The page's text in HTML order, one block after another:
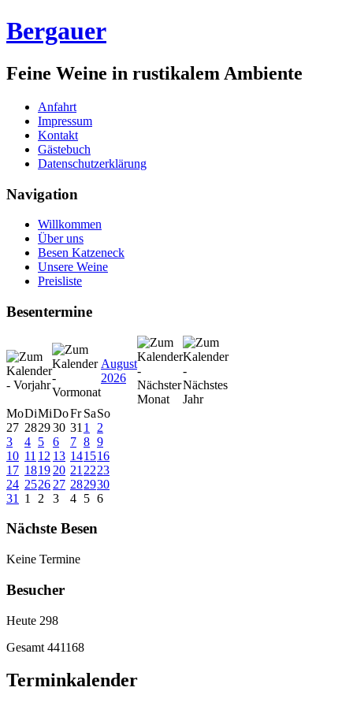
Bergauer
Feine Weine in rustikalem Ambiente
Anfahrt
Impressum
Kontakt
Gästebuch
Datenschutzerklärung
Navigation
Willkommen
Über uns
Besen Katzeneck
Unsere Weine
Preisliste
Besentermine
August
2026
MoDiMiDoFr SaSo
27 282930 31 1
2
3
4 5 6 7 8 9
10 11 12 13 141516
17 1819 20 21 2223
24 2526 27 282930
31
1 2 3 4 5 6
Nächste Besen
Keine Termine
Besucher
Heute 298
Gesamt 441168
Terminkalender